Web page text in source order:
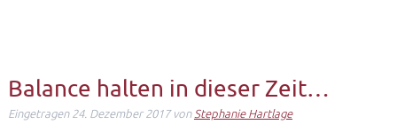
Balance halten in dieser Zeit…
Eingetragen24. Dezember 2017 vonStephanie Hartlage